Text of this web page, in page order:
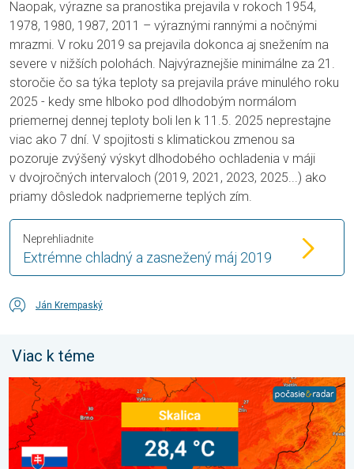
Naopak, výrazne sa pranostika prejavila v rokoch 1954,
1978, 1980, 1987, 2011 – výraznými rannými a nočnými
mrazmi. V roku 2019 sa prejavila dokonca aj snežením na
severe v nižších polohách. Najvýraznejšie minimálne za 21.
storočie čo sa týka teploty sa prejavila práve minulého roku
2025 - kedy sme hlboko pod dlhodobým normálom
priemernej dennej teploty boli len k 11.5. 2025 neprestajne
viac ako 7 dní. V spojitosti s klimatickou zmenou sa
pozoruje zvýšený výskyt dlhodobého ochladenia v máji
v dvojročných intervaloch (2019, 2021, 2023, 2025...) ako
priamy dôsledok nadpriemerne teplých zím.
Extrémne chladný a zasnežený máj 2019
Neprehliadnite
Ján Krempaský
Viac k téme
Bol prekonaný rekord minimálnej teploty. Extrémne horúčavy